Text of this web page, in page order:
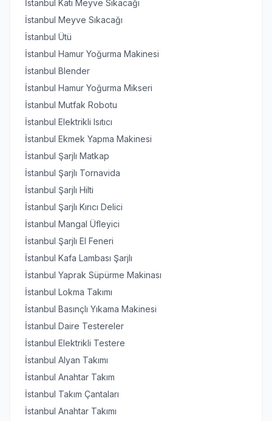
İstanbul Katı Meyve Sıkacağı
İstanbul Meyve Sıkacağı
İstanbul Ütü
İstanbul Hamur Yoğurma Makinesi
İstanbul Blender
İstanbul Hamur Yoğurma Mikseri
İstanbul Mutfak Robotu
İstanbul Elektrikli Isıtıcı
İstanbul Ekmek Yapma Makinesi
İstanbul Şarjlı Matkap
İstanbul Şarjlı Tornavida
İstanbul Şarjlı Hilti
İstanbul Şarjlı Kırıcı Delici
İstanbul Mangal Üfleyici
İstanbul Şarjlı El Feneri
İstanbul Kafa Lambası Şarjlı
İstanbul Yaprak Süpürme Makinası
İstanbul Lokma Takımı
İstanbul Basınçlı Yıkama Makinesi
İstanbul Daire Testereler
İstanbul Elektrikli Testere
İstanbul Alyan Takımı
İstanbul Anahtar Takım
İstanbul Takım Çantaları
İstanbul Anahtar Takımı